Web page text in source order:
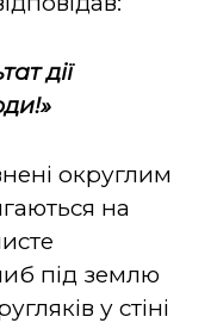
дії
округлим
на
під землю
у стіні